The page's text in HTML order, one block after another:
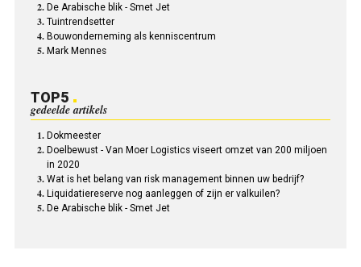
De Arabische blik - Smet Jet
Tuintrendsetter
Bouwonderneming als kenniscentrum
Mark Mennes
TOP5
gedeelde artikels
Dokmeester
Doelbewust - Van Moer Logistics viseert omzet van 200 miljoen
in 2020
Wat is het belang van risk management binnen uw bedrijf?
Liquidatiereserve nog aanleggen of zijn er valkuilen?
De Arabische blik - Smet Jet